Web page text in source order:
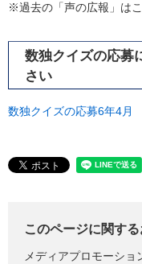
※過去の「声の広報」は
数独クイズの応募
さい
​数独クイズの応募6年4月
このページに関す
メディアプロモーショ